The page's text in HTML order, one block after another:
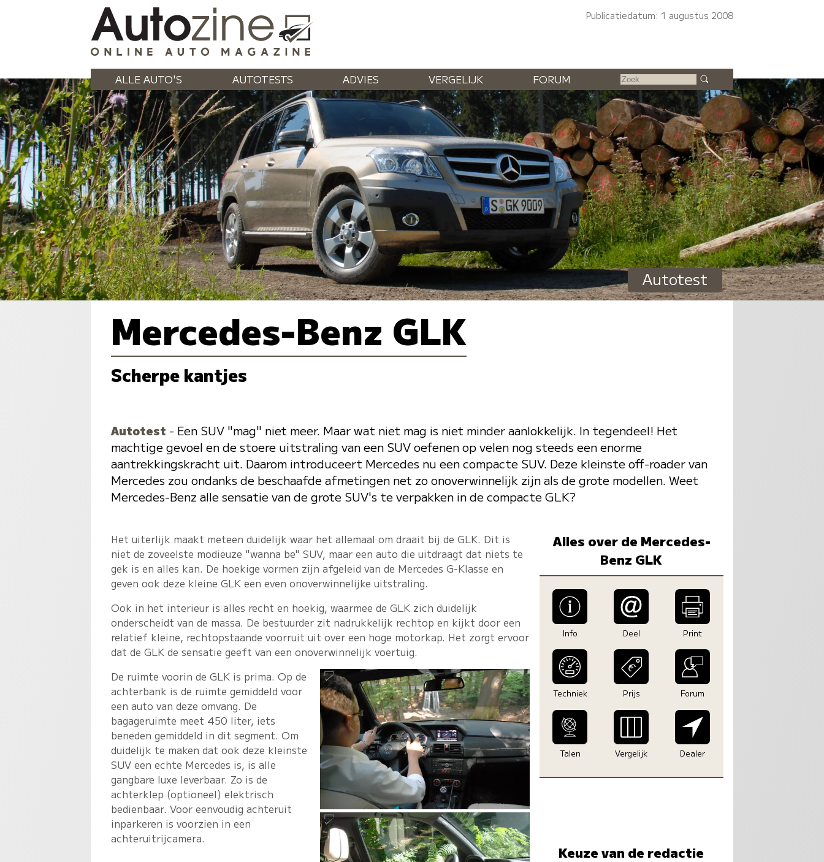
Publicatiedatum: 1 augustus 2008
ALLE AUTO'S AUTOTESTS ADVIES VERGELIJK FORUM
Autotest
Mercedes-Benz GLK
Scherpe kantjes
Autotest - Een SUV "mag" niet meer. Maar wat niet mag is niet minder aanlokkelijk. In tegendeel! Het
machtige gevoel en de stoere uitstraling van een SUV oefenen op velen nog steeds een enorme
aantrekkingskracht uit. Daarom introduceert Mercedes nu een compacte SUV. Deze kleinste off-roader van
Mercedes zou ondanks de beschaafde afmetingen net zo onoverwinnelijk zijn als de grote modellen. Weet
Mercedes-Benz alle sensatie van de grote SUV's te verpakken in de compacte GLK?
Het uiterlijk maakt meteen duidelijk waar het allemaal om draait bij de GLK. Dit is
niet de zoveelste modieuze "wanna be" SUV, maar een auto die uitdraagt dat niets te
gek is en alles kan. De hoekige vormen zijn afgeleid van de Mercedes G-Klasse en
geven ook deze kleine GLK een even onoverwinnelijke uitstraling.
Ook in het interieur is alles recht en hoekig, waarmee de GLK zich duidelijk
onderscheidt van de massa. De bestuurder zit nadrukkelijk rechtop en kijkt door een
relatief kleine, rechtopstaande voorruit uit over een hoge motorkap. Het zorgt ervoor
dat de GLK de sensatie geeft van een onoverwinnelijk voertuig.
De ruimte voorin de GLK is prima. Op de
achterbank is de ruimte gemiddeld voor
een auto van deze omvang. De
bagageruimte meet 450 liter, iets
beneden gemiddeld in dit segment. Om
duidelijk te maken dat ook deze kleinste
SUV een echte Mercedes is, is alle
gangbare luxe leverbaar. Zo is de
achterklep (optioneel) elektrisch
bedienbaar. Voor eenvoudig achteruit
inparkeren is voorzien in een
achteruitrijcamera.
Alles over de Mercedes-
Benz GLK
Info Deel Print
Techniek Prijs Forum
Talen Vergelijk Dealer
Keuze van de redactie